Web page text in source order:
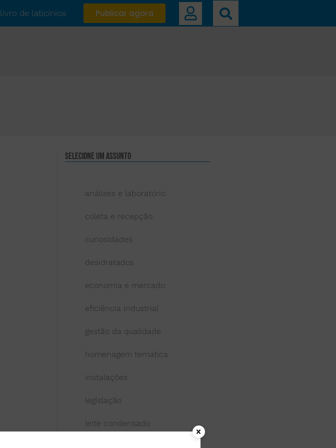
livro de laticínios Publicar agora
Selecione um assunto
análises e laboratório
coleta e recepção
curiosidades
desidratados
economia e mercado
eficiência industrial
gestão da qualidade
homenagem temática
instalações
legislação
leite condensado